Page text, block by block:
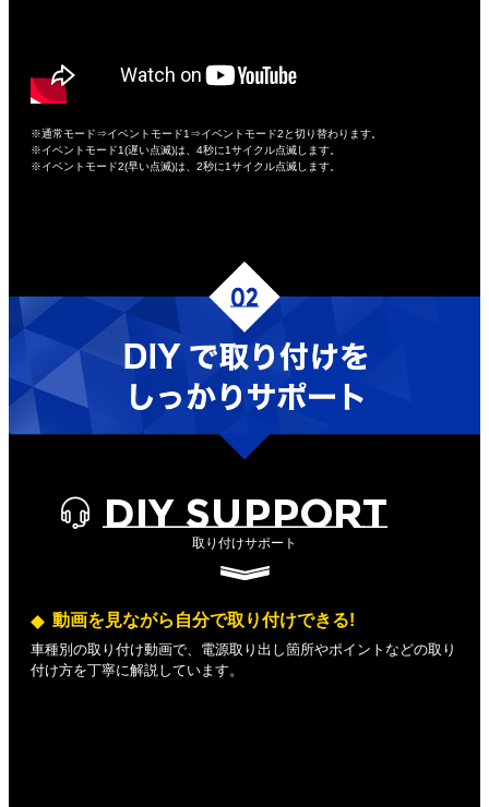
※通常モード⇒イベントモード1⇒イベントモード2と切り替わります。
※イベントモード1(遅い点滅)は、4秒に1サイクル点滅します。
※イベントモード2(早い点滅)は、2秒に1サイクル点滅します。
DIY SUPPORT
取り付けサポート
動画を見ながら自分で取り付けできる!
車種別の取り付け動画で、電源取り出し箇所やポイントなどの取り
付け方を丁寧に解説しています。